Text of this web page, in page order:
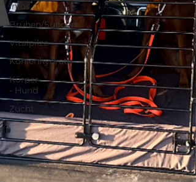
Infos
Brühen/Suppen
Vitalpilze
Kohlenhydrate
Körper
- Hund
Zucht